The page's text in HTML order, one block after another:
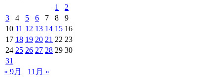
1
2
3
4 5 6 7 8
9
10 11 12 13 14 15 16
17 18 19 20 21 22 23
24 25 26 27 28 29 30
31
« 9月
11月 »